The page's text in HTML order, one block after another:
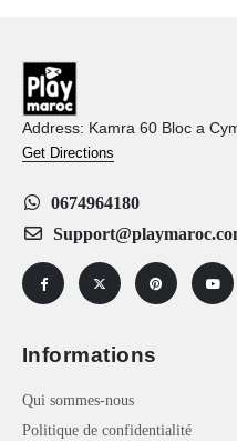
Address: Kamra 60 Bloc a
Get Directions
0674964180
Informations
Qui sommes-nous
Politique de confidentialité